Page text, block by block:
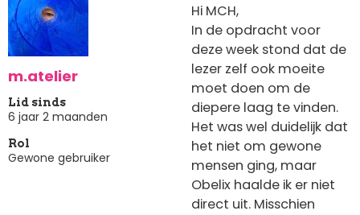
m.atelier
Lid sinds
6 jaar 2 maanden
Rol
Gewone gebruiker
Hi MCH,
In de opdracht voor
deze week stond dat de
lezer zelf ook moeite
moet doen om de
diepere laag te vinden.
Het was wel duidelijk dat
het niet om gewone
mensen ging, maar
Obelix haalde ik er niet
direct uit. Misschien